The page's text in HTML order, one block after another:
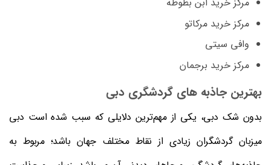
مرکز خرید مرکاتو
وافی سیتی
مرکز خرید برجمان
بهترین جاذبه‌ های گردشگری دبی
بدون شک دبی، یکی از مهم‌ترین دلایلی که سبب شده است دبی
میزبان گردشگران زیادی از نقاط مختلف جهان باشد؛ مربوط به